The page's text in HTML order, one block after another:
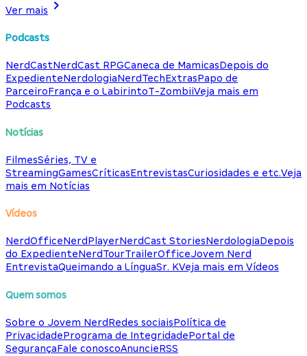
Ver mais
Podcasts
NerdCastNerdCast RPGCaneca de MamicasDepois do
ExpedienteNerdologiaNerdTechExtrasPapo de
ParceiroFrança e o LabirintoT-ZombiiVeja mais em
Podcasts
Notícias
FilmesSéries, TV e
StreamingGamesCríticasEntrevistasCuriosidades e etc.Veja
mais em Notícias
Vídeos
NerdOfficeNerdPlayerNerdCast StoriesNerdologiaDepois
do ExpedienteNerdTourTrailerOfficeJovem Nerd
EntrevistaQueimando a LínguaSr. KVeja mais em Vídeos
Quem somos
Sobre o Jovem NerdRedes sociaisPolítica de
PrivacidadePrograma de IntegridadePortal de
SegurançaFale conoscoAnuncieRSS